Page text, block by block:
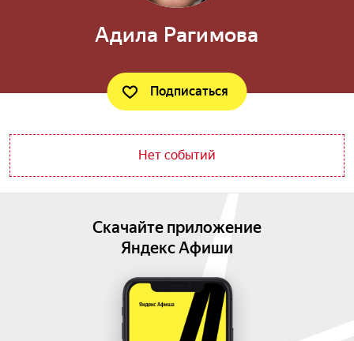
Адила Рагимова
Подписаться
Нет событий
Скачайте приложение
Яндекс Афиши